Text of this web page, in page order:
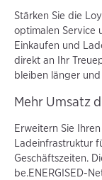
Stärken Sie die
optimalen Service
Einkaufen und
direkt an Ihr
bleiben länger
Mehr Umsatz
Erweitern Sie
Ladeinfrastruktur
Geschäftszeiten.
be.ENERGISED-